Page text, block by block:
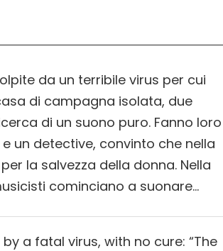
da un terribile virus per cui
di campagna isolata, due
di un suono puro. Fanno loro
un detective, convinto che nella
la salvezza della donna. Nella
cominciano a suonare…
a fatal virus, with no cure: “The